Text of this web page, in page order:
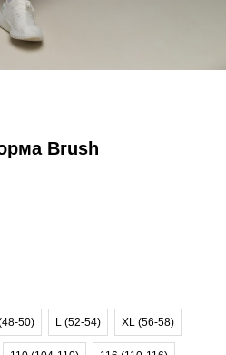
Brush
50) L (52-54) XL (56-58)